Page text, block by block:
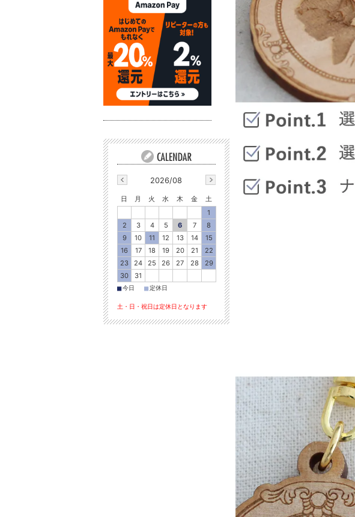
2026/08
日 月 火 水 木 金
土
1
2
3 4 5 6 7
8
9
10 11 12 13 14
15
16
17 18 19 20 21
22
23
24 25 26 27 28
29
30
31
■今日 ■定休日
土・日・祝日は定休日となります